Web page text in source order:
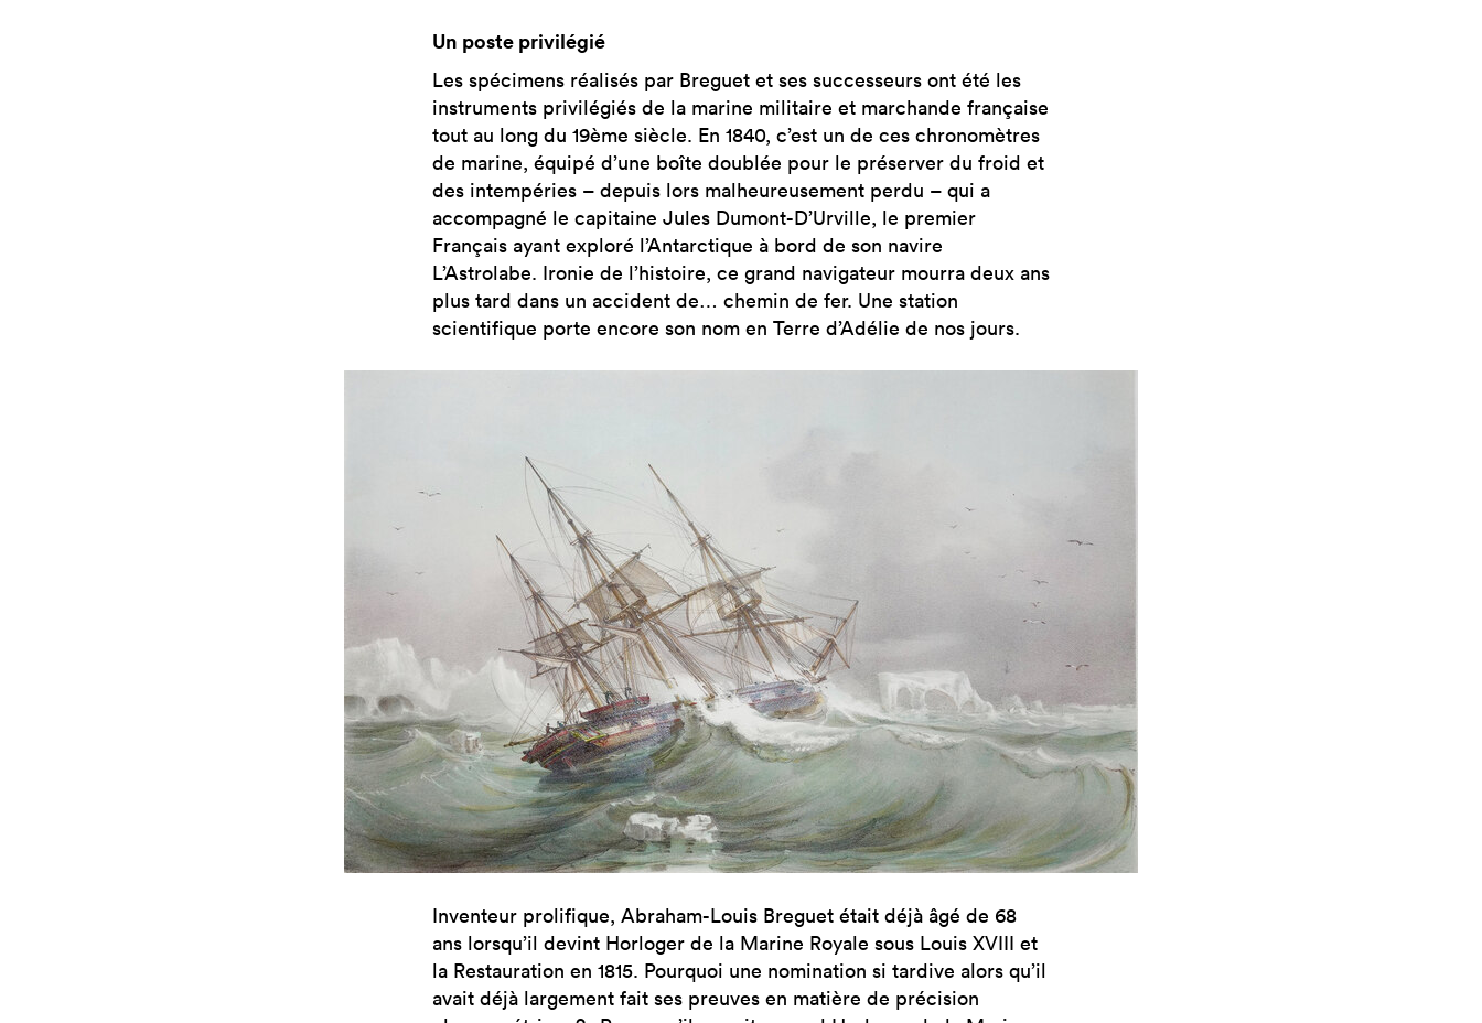
Un poste privilégié
Les spécimens réalisés par Breguet et ses successeurs ont été les
instruments privilégiés de la marine militaire et marchande française
tout au long du 19ème siècle. En 1840, c’est un de ces chronomètres
de marine, équipé d’une boîte doublée pour le préserver du froid et
des intempéries – depuis lors malheureusement perdu – qui a
accompagné le capitaine Jules Dumont-D’Urville, le premier
Français ayant exploré l’Antarctique à bord de son navire
L’Astrolabe. Ironie de l’histoire, ce grand navigateur mourra deux ans
plus tard dans un accident de… chemin de fer. Une station
scientifique porte encore son nom en Terre d’Adélie de nos jours.
Inventeur prolifique, Abraham-Louis Breguet était déjà âgé de 68
ans lorsqu’il devint Horloger de la Marine Royale sous Louis XVIII et
la Restauration en 1815. Pourquoi une nomination si tardive alors qu’il
avait déjà largement fait ses preuves en matière de précision